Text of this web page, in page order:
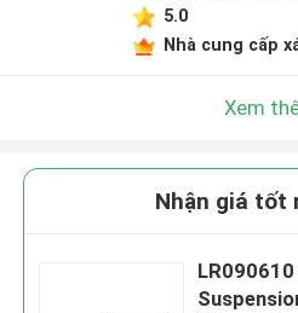
5.0
Nhà cung cấp
Xem
Nhận giá tốt